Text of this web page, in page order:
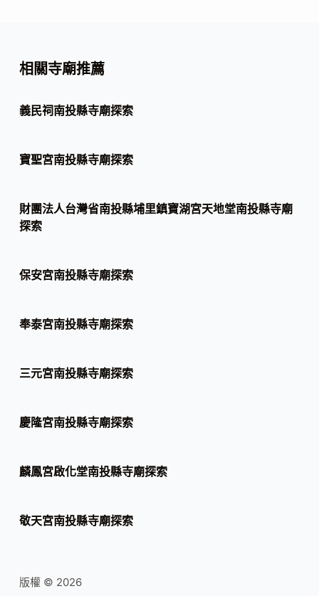
相關寺廟推薦
義民祠南投縣寺廟探索
寶聖宮南投縣寺廟探索
財團法人台灣省南投縣埔里鎮寶湖宮天地堂南投縣寺廟
探索
保安宮南投縣寺廟探索
奉泰宮南投縣寺廟探索
三元宮南投縣寺廟探索
慶隆宮南投縣寺廟探索
麟鳳宮啟化堂南投縣寺廟探索
敬天宮南投縣寺廟探索
版權 © 2026